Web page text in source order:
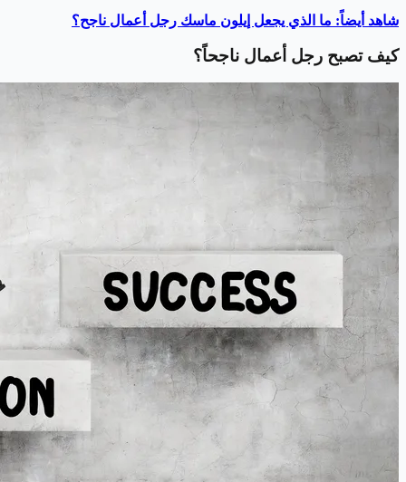
شاهد أيضاً: ما الذي يجعل إيلون ماسك رجل أعمال ناجح؟
كيف تصبح رجل أعمال ناجحاً؟